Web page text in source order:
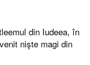
din Iudeea, în
nişte magi din